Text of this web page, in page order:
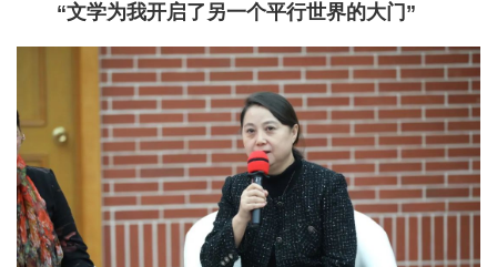
“文学为我开启了另一个平行世界的大门”